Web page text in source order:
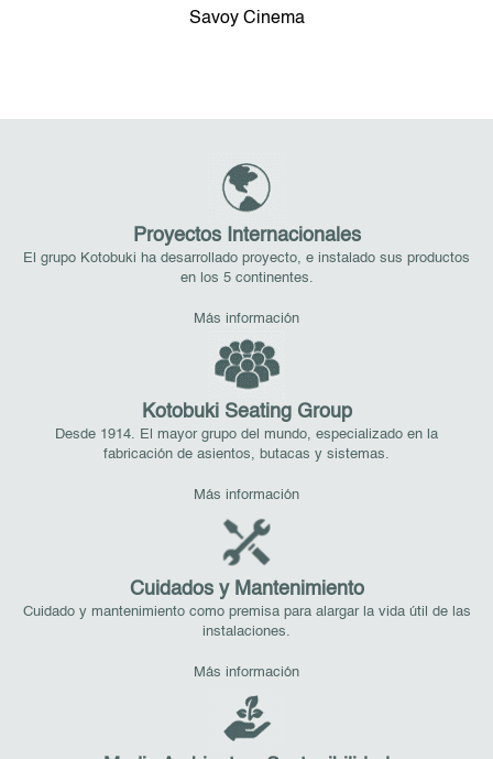
Savoy Cinema
Proyectos Internacionales
El grupo Kotobuki ha desarrollado proyecto, e instalado sus productos
en los 5 continentes.
Más información
Kotobuki Seating Group
Desde 1914. El mayor grupo del mundo, especializado en la
fabricación de asientos, butacas y sistemas.
Más información
Cuidados y Mantenimiento
Cuidado y mantenimiento como premisa para alargar la vida útil de las
instalaciones.
Más información